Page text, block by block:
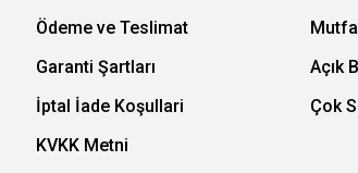
Ödeme ve Teslimat
Garanti Şartları
İptal İade Koşullari
KVKK Metni
Açık
Çok